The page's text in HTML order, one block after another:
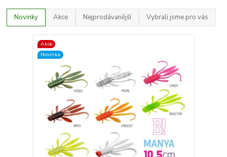
Novinky Akce Nejprodávanější Vybrali jsme pro vás
Akce
Novinka